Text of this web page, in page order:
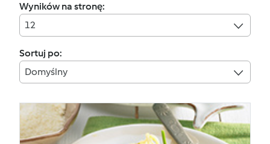
Wyników na stronę:
12
Sortuj po:
Domyślny